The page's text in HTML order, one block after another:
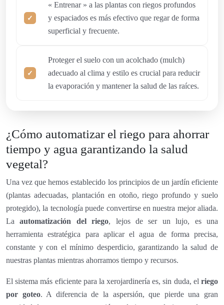
« Entrenar » a las plantas con riegos profundos
y espaciados es más efectivo que regar de forma
superficial y frecuente.
Proteger el suelo con un acolchado (mulch)
adecuado al clima y estilo es crucial para reducir
la evaporación y mantener la salud de las raíces.
¿Cómo automatizar el riego para ahorrar
tiempo y agua garantizando la salud
vegetal?
Una vez que hemos establecido los principios de un jardín eficiente
(plantas adecuadas, plantación en otoño, riego profundo y suelo
protegido), la tecnología puede convertirse en nuestra mejor aliada.
Laautomatización del riego, lejos de ser un lujo, es una
herramienta estratégica para aplicar el agua de forma precisa,
constante y con el mínimo desperdicio, garantizando la salud de
nuestras plantas mientras ahorramos tiempo y recursos.
El sistema más eficiente para la xerojardinería es, sin duda, el riego
por goteo. A diferencia de la aspersión, que pierde una gran